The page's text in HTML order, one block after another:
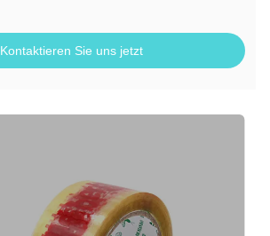
Kontaktieren Sie uns jetzt